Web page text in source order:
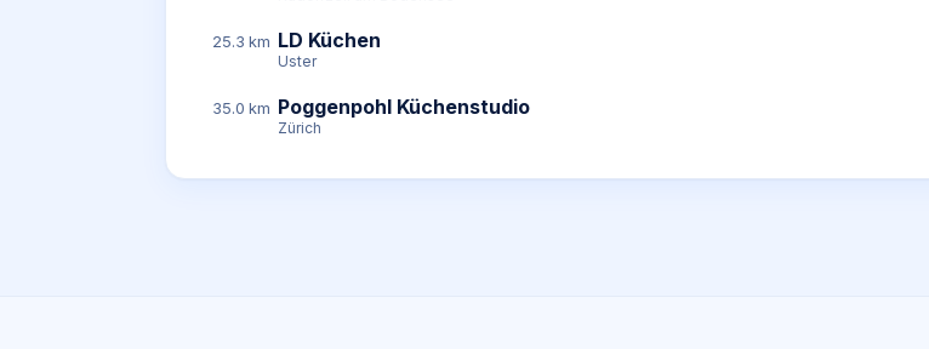
25.3 km LD Küchen
Uster
35.0 km Poggenpohl Küchenstudio
Zürich